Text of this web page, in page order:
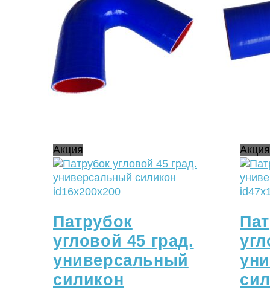
Акция
Патрубок
угловой 45 град.
универсальный
силикон
Акция